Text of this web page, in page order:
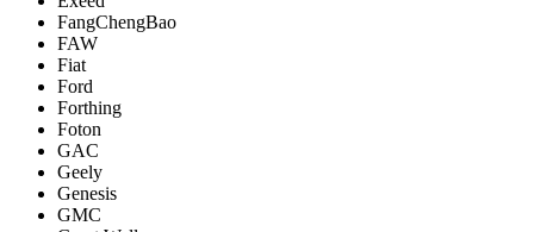
FangChengBao
FAW
Fiat
Ford
Forthing
Foton
GAC
Geely
Genesis
GMC